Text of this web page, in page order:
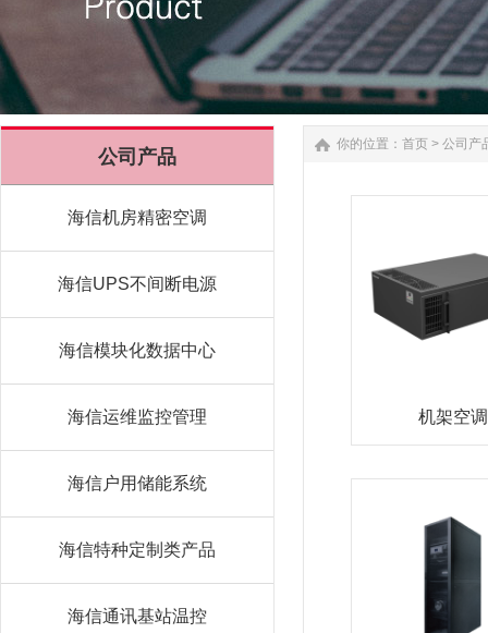
公司产品
海信机房精密空调
海信UPS不间断电源
海信模块化数据中心
海信运维监控管理
海信户用储能系统
海信特种定制类产品
海信通讯基站温控
你的位置： 首页 > 公司产
机架空调